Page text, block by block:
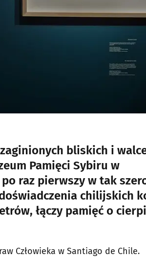
bliskich i
Pamięci Sybiru w
raz pierwszy w tak
chilijskich
łączy pamięć o
Człowieka w Santiago de Chile.